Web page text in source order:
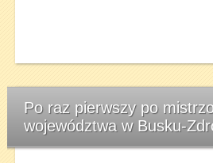
Po raz pierwszy po
województwa w Busku-